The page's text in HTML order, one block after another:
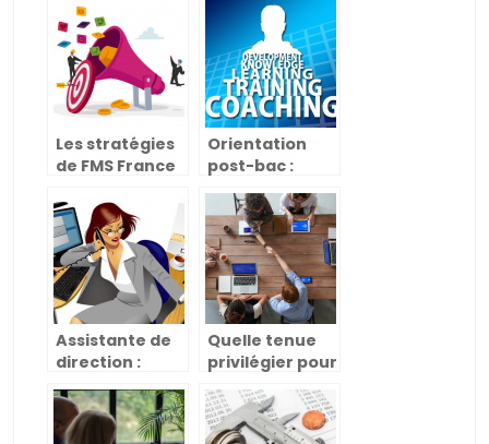
enfants en
hiver
qualifiante en
hygiène et
salubrité en
France
Les stratégies
de FMS France
l’activité
commerciale
d’une
entreprise ?
Orientation
post-bac :
après le bac
Assistante de
direction :
compétences
avoir ?
Quelle tenue
privilégier pour
entretien
d’embauche ?